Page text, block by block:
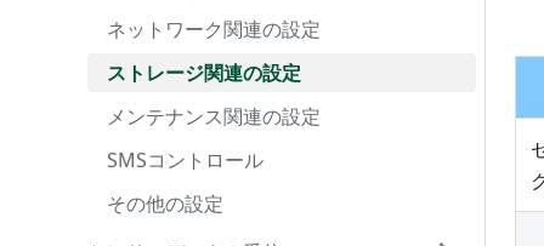
OpenBlocks用モジュールetc
その他オプション
技術基準適合マーク
メンテナンス関連の設定
SMSコントロール
その他の設定
EnOceanデバイス設定
Wi-SUN Bルート情報送信設定
Modbusクライアント設定
Modbusサーバー設定
Modbus2クライアント設定
EnOceanセンサー
低圧スマートメーター(PD Handler
MS Azure IoT Hub[Websocket]
AWS IoT
AWS IoT[Websocket]
Watson IoT for Gateway
MS Azure Event hubs
Modbus
Modbusの下流方向制御
Modbusクライアント
Modbusサーバー
Modbus2
Modbus2クライアント
Modbus2サーバー
ミスター省エネSW4x
BLEとシリアルI/Fの下流制御
低圧スマートメーター下流方向制御
OpenBlocks HW 制御ソフト
カスタマイズ
カスタムデータ収集モジュール
下流方向制御モジュール
自作アプリの起動・停止制御
PDHMS リファレンス
索引
共通事項
Node-REDの簡易説明
ノード操作サンプル
OpenBlocks IoTチュートリアル
EnOceanデータをIoT Hubへ送信
はじめに
IoT Hub の設定
OpenBlocks IoTの設定
BLEデータをAWS IoTへ送信
はじめに
AWS IoT Coreの設定
BLEデータの転送と可視化
はじめに
RS-SERIALでDevice Shadowを使う
ストレージ関連の設定
メンテナンス関連の設定
SMSコントロール
その他の設定
BLEデバイス設定
EnOceanデバイス設定
Wi-SUN Bルート情報送信設定
Modbusクライアント設定
Modbusサーバー設定
BLEビーコン&センサー
EnOceanセンサー
低圧スマートメーター(PD Handler
DEXPF
DEXPF[Websocket]
MS Azure IoT Hub
MS Azure IoT Hub[Websocket]
AWS IoT
PD Repeaterの下流方向メッセージ
Modbus
Modbusの下流方向制御
Modbusクライアント
Modbusサーバー
Modbus2
Modbus2クライアント
Modbus2サーバー
ミスター省エネSW4x
BLEとシリアルI/Fの下流制御
カスタマイズ前の注意と補足
OpenBlocks HW 制御ソフト
カスタマイズ
カスタムデータ収集モジュール
下流方向制御モジュール
PDHMS リファレンス
索引
Node-REDスターターガイド
Node-REDの簡易説明
ノード操作サンプル
OpenBlocks IoTチュートリアル
EnOceanデータをIoT Hubへ送信
はじめに
IoT Hub の設定
BLEデータをAWS IoTへ送信
はじめに
BLEデータの転送と可視化
Azure IoT Edge設定
不正ログイン監視(セキュリティ)
ネットワーク関連の設定
ストレージ関連の設定
メンテナンス関連の設定
SMSコントロール
その他の設定